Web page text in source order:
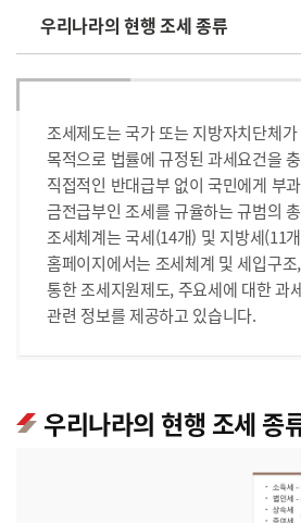
우리나라의 현행 조세 종류
조세제도는 국가 또는 지방자치단체
목적으로 법률에 규정된 과세요건을
직접적인 반대급부 없이 국민에게 부
금전급부인 조세를 규율하는 규범의
조세체계는 국세(14개) 및 지방세(11
홈페이지에서는 조세체계 및 세입구
통한 조세지원제도, 주요세에 대한 과
관련 정보를 제공하고 있습니다.
우리나라의 현행 조세 종